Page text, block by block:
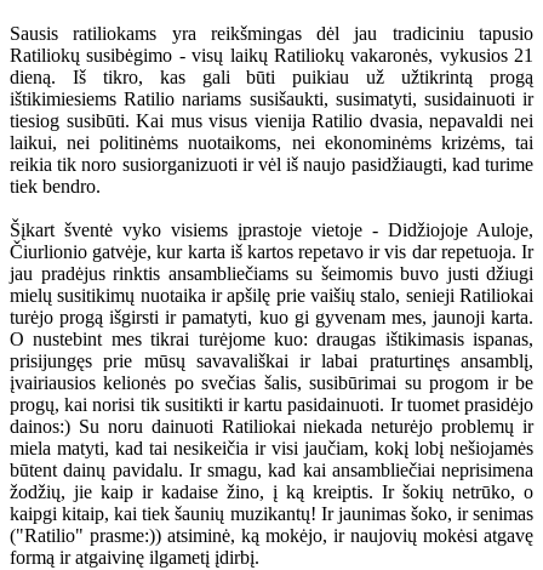
Sausis ratiliokams yra reikšmingas dėl jau tradiciniu tapusio
Ratiliokų susibėgimo - visų laikų Ratiliokų vakaronės, vykusios 21
dieną. Iš tikro, kas gali būti puikiau už užtikrintą progą
ištikimiesiems Ratilio nariams susišaukti, susimatyti, susidainuoti ir
tiesiog susibūti. Kai mus visus vienija Ratilio dvasia, nepavaldi nei
laikui, nei politinėms nuotaikoms, nei ekonominėms krizėms, tai
reikia tik noro susiorganizuoti ir vėl iš naujo pasidžiaugti, kad turime
tiek bendro.
Šįkart šventė vyko visiems įprastoje vietoje - Didžiojoje Auloje,
Čiurlionio gatvėje, kur karta iš kartos repetavo ir vis dar repetuoja. Ir
jau pradėjus rinktis ansambliečiams su šeimomis buvo justi džiugi
mielų susitikimų nuotaika ir apšilę prie vaišių stalo, senieji Ratiliokai
turėjo progą išgirsti ir pamatyti, kuo gi gyvenam mes, jaunoji karta.
O nustebint mes tikrai turėjome kuo: draugas ištikimasis ispanas,
prisijungęs prie mūsų savavališkai ir labai praturtinęs ansamblį,
įvairiausios kelionės po svečias šalis, susibūrimai su progom ir be
progų, kai norisi tik susitikti ir kartu pasidainuoti. Ir tuomet prasidėjo
dainos:) Su noru dainuoti Ratiliokai niekada neturėjo problemų ir
miela matyti, kad tai nesikeičia ir visi jaučiam, kokį lobį nešiojamės
būtent dainų pavidalu. Ir smagu, kad kai ansambliečiai neprisimena
žodžių, jie kaip ir kadaise žino, į ką kreiptis. Ir šokių netrūko, o
kaipgi kitaip, kai tiek šaunių muzikantų! Ir jaunimas šoko, ir senimas
("Ratilio" prasme:)) atsiminė, ką mokėjo, ir naujovių mokėsi atgavę
formą ir atgaivinę ilgametį įdirbį.